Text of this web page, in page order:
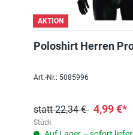
AKTION
Poloshirt Herren
Art.-Nr.: 5085996
statt 22,34 € 4,99 €*
Stück